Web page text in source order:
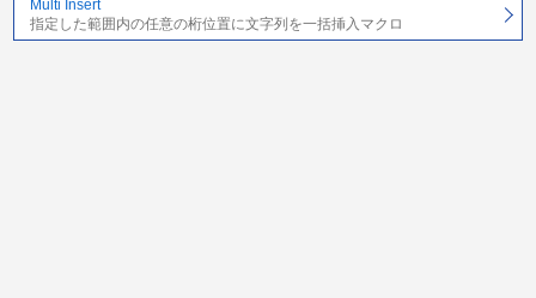
Multi Insert
指定した範囲内の任意の桁位置に文字列を一括挿入マクロ